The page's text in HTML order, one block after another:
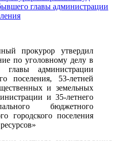
прокурор утвердил
по уголовному делу в
главы администрации
поселения, 53-летней
и земельных
и 35-летнего
бюджетного
городского поселения